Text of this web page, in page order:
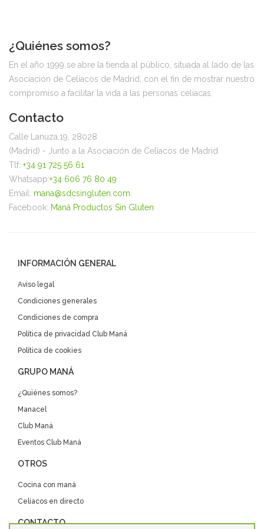
¿Quiénes somos?
En el año 1999 se abre la tienda al público, situada al lado de las
Asociación de Celíacos de Madrid, con el fin de mostrar nuestro
compromiso a facilitar la vida a las personas celiacas.
Contacto
Calle Lanuza,19, 28028
(Madrid) - Junto a la Asociación de Celíacos de Madrid
Tlf: +34 91 725 56 61
Whatsapp:+34 606 76 80 49
Email: mana@sdcsingluten.com
Facebook: Maná Productos Sin Gluten
INFORMACIÓN GENERAL
Aviso legal
Condiciones generales
Condiciones de compra
Política de privacidad Club Maná
Política de cookies
GRUPO MANÁ
¿Quiénes somos?
Manacel
Club Maná
Eventos Club Maná
OTROS
Cocina con maná
Celiacos en directo
CONTACTO